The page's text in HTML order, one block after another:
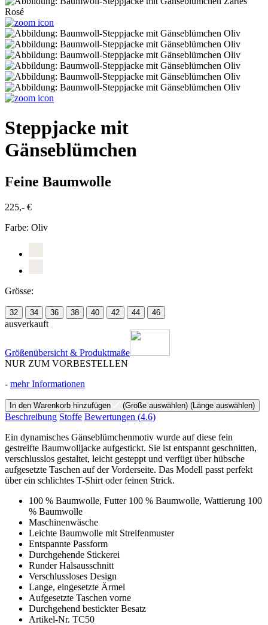
Steppjacke mit
Gänseblümchen
Feine Baumwolle
225,- €
Farbe: Oliv
Grösse:
32 34 36 38 40 42 44 46
ausverkauft
Größenübersicht & Produktmaße
NUR ZUM VORBESTELLEN
- mehr Informationen
In den Warenkorb hinzufügen (Größe auswählen) (Länge auswählen)
Beschreibung Stoffe Bewertungen (4.6)
Ein dynamisches Gänseblümchenmotiv wurde auf diese fein
gestreifte Baumwolljacke aufgestickt. Sie ist entspannt geschnitten,
verschlusslos gestaltet, leicht gesteppt und verfügt über hübsche
aufgesetzte Taschen auf der Vorderseite. Das Modell passt perfekt
über ein schlichtes T-Shirt oder feinen Strick.
100 % Baumwolle, Futter 100 % Baumwolle, Wattierung 100
% Baumwolle
Maschinenwäsche
Leichte Baumwolle mit Streifenmuster
Entspannte Passform
Durchgehende Stickerei
Runder Halsausschnitt
Verschlussloses Design
Lange, eingesetzte Ärmel
Aufgesetzte Taschen vorne
Durchgehend bestickter Besatz
Artikel-Nr. TC50